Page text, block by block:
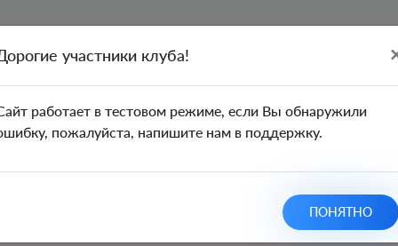
рынка 11.03.21
У вас нет доступа для просмотра
оплатите подписку для доступа
участники клуба!
работает в тестовом режиме, если Вы обнаружили
пожалуйста, напишите нам в поддержку.
ПОНЯТНО